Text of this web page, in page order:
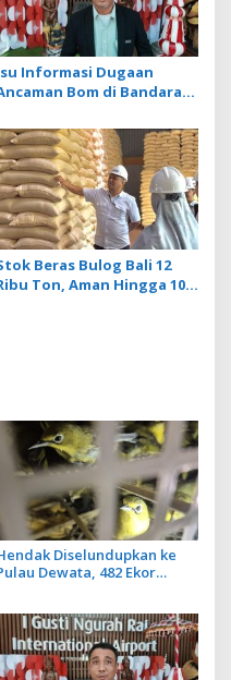
Informasi Dugaan
Bom di Bandara
Operasional
Lancar
Beras Bulog Bali 12
Ton, Aman Hingga 10
Diselundupkan ke
Dewata, 482 Ekor